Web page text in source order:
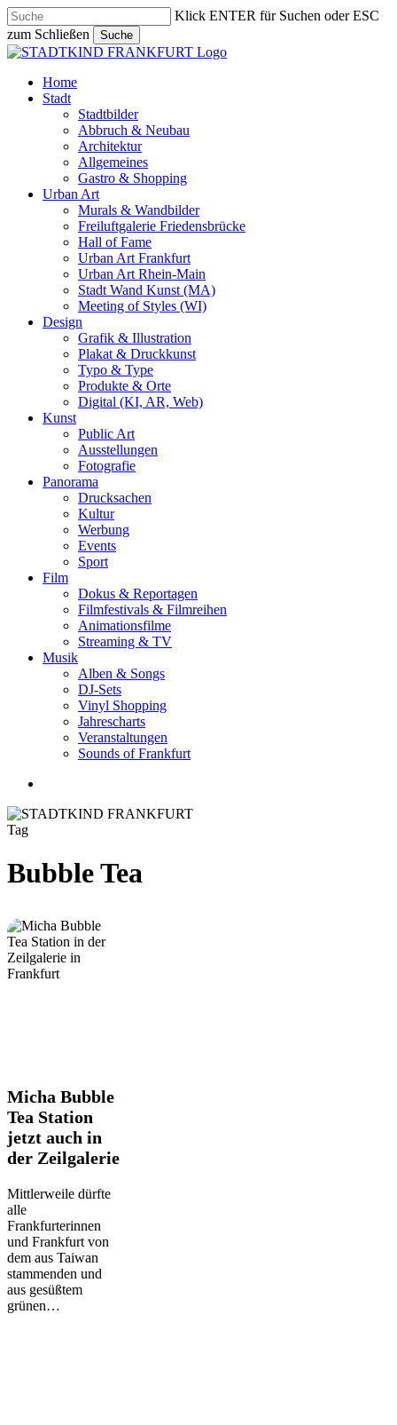
Skip
to
main
content
Klick ENTER für Suchen oder ESC
zum Schließen
Suche
Close
search
Menu
Home
Stadt
Stadtbilder
Abbruch & Neubau
Architektur
Allgemeines
Gastro & Shopping
Urban Art
Murals & Wandbilder
Freiluftgalerie Friedensbrücke
Hall of Fame
Urban Art Frankfurt
Urban Art Rhein-Main
Stadt Wand Kunst (MA)
Meeting of Styles (WI)
Design
Grafik & Illustration
Plakat & Druckkunst
Typo & Type
Produkte & Orte
Digital (KI, AR, Web)
Kunst
Public Art
Ausstellungen
Fotografie
Panorama
Drucksachen
Kultur
Werbung
Events
Sport
Film
Dokus & Reportagen
Filmfestivals & Filmreihen
Animationsfilme
Streaming & TV
Musik
Alben & Songs
DJ-Sets
Vinyl Shopping
Jahrescharts
Veranstaltungen
Sounds of Frankfurt
Tag
Bubble Tea
Micha
Bubble
Tea
Station
jetzt
in
der
Zeilgalerie
Micha Bubble
Tea Station
jetzt auch in
der Zeilgalerie
Mittlerweile dürfte
alle
Frankfurterinnen
und Frankfurt von
dem aus Taiwan
stammenden und
aus gesüßtem
grünen…